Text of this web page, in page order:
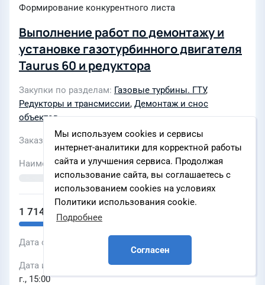
Мы используем cookies и сервисы
интернет-аналитики для корректной работы
сайта и улучшения сервиса. Продолжая
использование сайта, вы соглашаетесь с
использованием cookies на условиях
Политики использования cookie.
Подробнее
Согласен
Формирование конкурентного листа
Выполнение работ по демонтажу и
установке газотурбинного двигателя
Taurus 60 и редуктора
Закупки по разделам Газовые турбины. ГТУ,
Редукторы и трансмиссии, Демонтаж и снос
объектов
Заказчик ООО «КЭР-Генерация»
Наименование ЭТП
1 714 575 ₽
Дата объявления
Дата и время окончания подачи заявок
г., 15:00